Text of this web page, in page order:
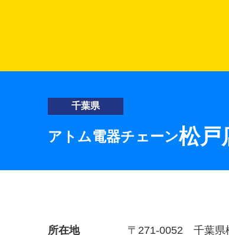
千葉県
アトム電器チェーン松戸
所在地 〒271-0052 千葉県